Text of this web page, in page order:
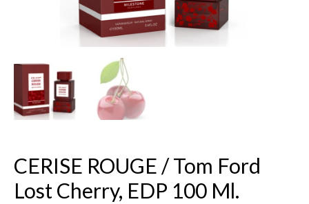
CERISE ROUGE / Tom Ford
Lost Cherry, EDP 100 Ml.